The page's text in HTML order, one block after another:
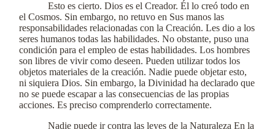
Esto es cierto. Dios es el Creador. Él lo creó todo en
el Cosmos. Sin embargo, no retuvo en Sus manos las
responsabilidades relacionadas con la Creación. Les dio a los
seres humanos todas las habilidades. No obstante, puso una
condición para el empleo de estas habilidades. Los hombres
son libres de vivir como deseen. Pueden utilizar todos los
objetos materiales de la creación. Nadie puede objetar esto,
ni siquiera Dios. Sin embargo, la Divinidad ha declarado que
no se puede escapar a las consecuencias de las propias
acciones. Es preciso comprenderlo correctamente.
Nadie puede ir contra las leyes de la Naturaleza En la